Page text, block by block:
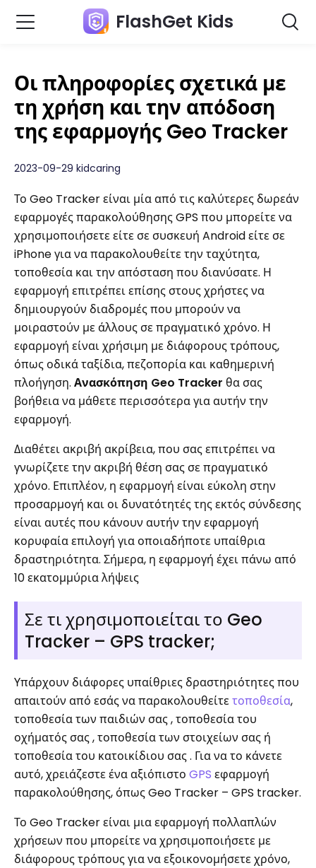
FlashGet Kids
Οι πληροφορίες σχετικά με
τη χρήση και την απόδοση
της εφαρμογής Geo Tracker
2023-09-29 kidcaring
Το Geo Tracker είναι μία από τις καλύτερες δωρεάν
εφαρμογές παρακολούθησης GPS που μπορείτε να
χρησιμοποιήσετε είτε σε συσκευή Android είτε σε
iPhone για να παρακολουθείτε την ταχύτητα,
τοποθεσία και την απόσταση που διανύσατε. Η
εφαρμογή επιτρέπει επίσης στους χρήστες να
δημιουργούν διαδρομές που μπορούν να
μοιραστούν με άλλους σε πραγματικό χρόνο. Η
εφαρμογή είναι χρήσιμη με διάφορους τρόπους,
όπως οδικά ταξίδια, πεζοπορία και καθημερινή
πλοήγηση. Ανασκόπηση Geo Tracker θα σας
βοήθεια να μάθετε περισσότερα για αυτήν την
εφαρμογή.
Διαθέτει ακριβή ακρίβεια, που σας επιτρέπει να
γνωρίζετε την ακριβή θέση σας σε πραγματικό
χρόνο. Επιπλέον, η εφαρμογή είναι εύκολη στην
προσαρμογή και οι δυνατότητές της εκτός σύνδεσης
είναι αυτές που κάνουν αυτήν την εφαρμογή
κορυφαία επιλογή για οποιαδήποτε υπαίθρια
δραστηριότητα. Σήμερα, η εφαρμογή έχει πάνω από
10 εκατομμύρια λήψεις
Σε τι χρησιμοποιείται το Geo
Tracker – GPS tracker;
Υπάρχουν διάφορες υπαίθριες δραστηριότητες που
απαιτούν από εσάς να παρακολουθείτετοποθεσία,
τοποθεσία των παιδιών σας , τοποθεσία του
οχήματός σας , τοποθεσία των στοιχείων σας ή
τοποθεσία του κατοικίδιου σας . Για να το κάνετε
αυτό, χρειάζεστε ένα αξιόπιστο GPS εφαρμογή
παρακολούθησης, όπως Geo Tracker – GPS tracker.
Το Geo Tracker είναι μια εφαρμογή πολλαπλών
χρήσεων που μπορείτε να χρησιμοποιήσετε με
διάφορους τρόπους για να εξοικονομήσετε χρόνο,